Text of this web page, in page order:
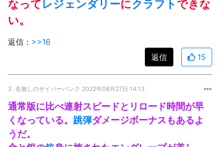
なってレジェンダリーにクラフト できな
い。
返信： >>16
返信
15
3. 名無しのサイバーパンク 2022年08月27日 14:13
通常版に比べ連射スピードとリロード時間が早
くなっている。 跳弾ダメージボーナスもあるよ
うだ。